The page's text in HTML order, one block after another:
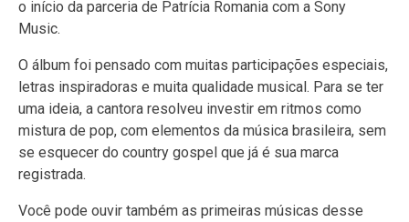
o início da parceria de Patrícia Romania com a Sony
Music.
O álbum foi pensado com muitas participações especiais,
letras inspiradoras e muita qualidade musical. Para se ter
uma ideia, a cantora resolveu investir em ritmos como
mistura de pop, com elementos da música brasileira, sem
se esquecer do country gospel que já é sua marca
registrada.
Você pode ouvir também as primeiras músicas desse